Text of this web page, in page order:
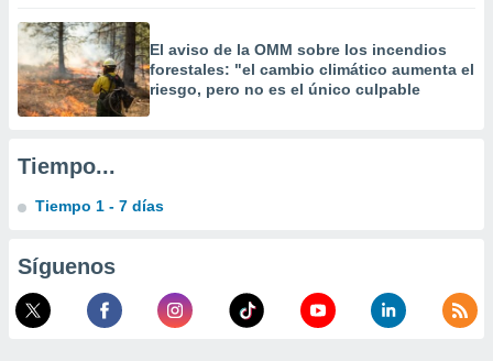
publicidad
de
1199
El aviso de la OMM sobre los incendios
forestales: "el cambio climático aumenta el
riesgo, pero no es el único culpable
Tiempo...
Tiempo 1 - 7 días
Síguenos